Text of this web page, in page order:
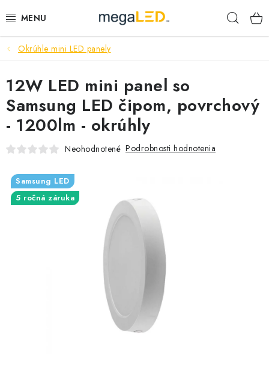
na
PRIEMYSEL
SVIETIDLÁ
ŽIAROVKY A TRUBICE
PRACOVNÉ SVIETIDLÁ
ELEKTROMATERIÁL
VENTILÁTORY
SEZÓNNE VÝPREDAJE POĽNOPOTREBY
Okrúhle mini LED panely
12W LED mini panel so
Samsung LED čipom, povrchový
- 1200lm - okrúhly
Neohodnotené Podrobnosti hodnotenia
Samsung LED
5 ročná záruka